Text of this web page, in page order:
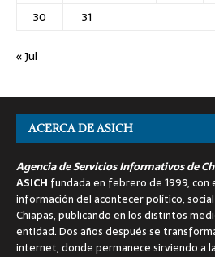
30
31
« Jul
ACERCA DE ASICH
Agencia de Servicios Informativos de
ASICH fundada en febrero de 1999,
información del acontecer político,
Chiapas, publicando en los distintos
entidad. Dos años después se
internet, donde permanece sirviendo a